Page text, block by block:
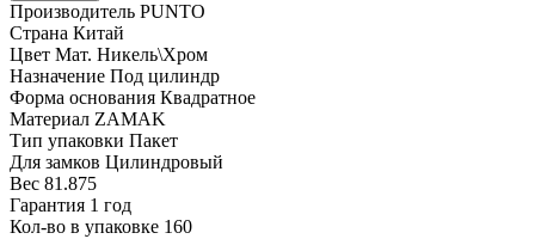
Производитель PUNTO
Страна Китай
Цвет Мат. Никель\Хром
Назначение Под цилиндр
Форма основания Квадратное
Материал ZAMAK
Тип упаковки Пакет
Для замков Цилиндровый
Вес 81.875
Гарантия 1 год
Кол-во в упаковке 160